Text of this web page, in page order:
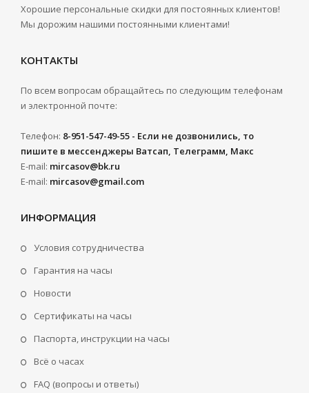
Хорошие персональные скидки для постоянных клиентов!
Мы дорожим нашими постоянными клиентами!
КОНТАКТЫ
По всем вопросам обращайтесь по следующим телефонам
и электронной почте:
Телефон: 8-951-547-49-55 - Если не дозвонились, то
пишите в мессенджеры Ватсап, Телеграмм, Макс
E-mail: mircasov@bk.ru
E-mail: mircasov@gmail.com
ИНФОРМАЦИЯ
Условия сотрудничества
Гарантия на часы
Новости
Сертификаты на часы
Паспорта, инструкции на часы
Всё о часах
FAQ (вопросы и ответы)